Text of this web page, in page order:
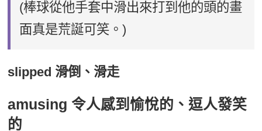
(棒球從他手套中滑出來打到他的頭的畫
面真是荒誕可笑。)
slipped 滑倒、滑走
amusing 令人感到愉悅的、逗人發笑
的